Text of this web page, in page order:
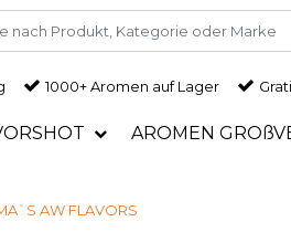
1000+ Aromen auf Lager
AROMEN
AW FLAVORS